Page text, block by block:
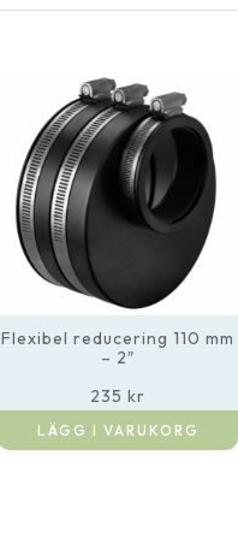
Flexibel reducering 110 mm
– 2″
235 kr
LÄGG I VARUKORG